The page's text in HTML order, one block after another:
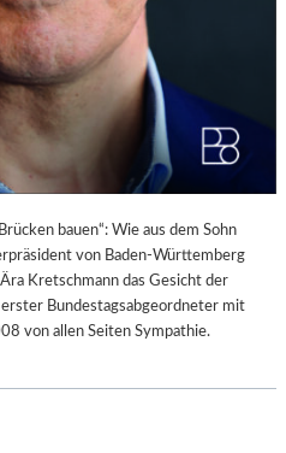
bauen“: Wie aus dem Sohn
von Baden-Württemberg
Kretschmann das Gesicht der
Bundestagsabgeordneter mit
von allen Seiten Sympathie.